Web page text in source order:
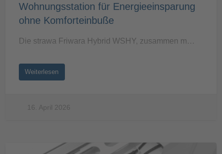
Wohnungsstation für Energieeinsparung
ohne Komforteinbuße
Die strawa Friwara Hybrid WSHY, zusammen m…
Weiterlesen
16. April 2026